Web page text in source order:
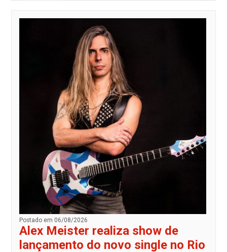
Postado em 06/08/2026
Alex Meister realiza show de
lançamento do novo single no Rio